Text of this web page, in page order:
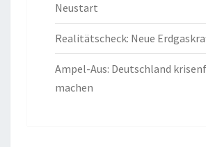
Neustart
Realitätscheck: Neue
Ampel-Aus: Deutschland
machen